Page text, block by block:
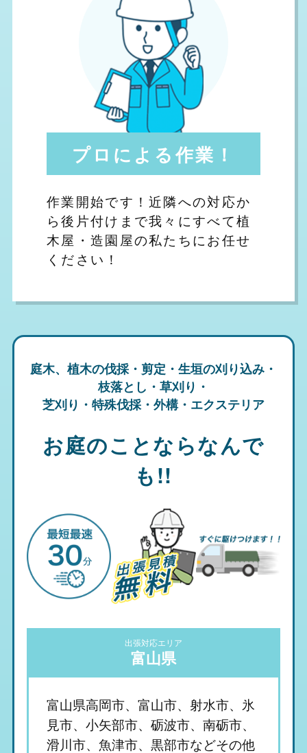
プロによる作業！
作業開始です！近隣への対応か
ら後片付けまで我々にすべて植
木屋・造園屋の私たちにお任せ
ください！
庭木、植木の伐採・剪定・生垣の刈り込み・
枝落とし・草刈り・
芝刈り・特殊伐採・外構・エクステリア
お庭のことならなんで
も!!
出張対応エリア
富山県
富山県高岡市、富山市、射水市、氷
見市、小矢部市、砺波市、南砺市、
滑川市、魚津市、黒部市などその他